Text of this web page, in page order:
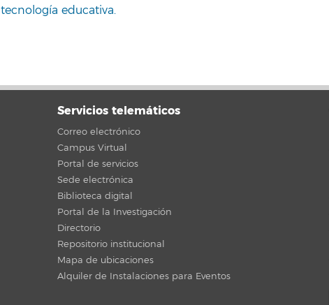
tecnología educativa.
Servicios telemáticos
Correo electrónico
Campus Virtual
Portal de servicios
Sede electrónica
Biblioteca digital
Portal de la Investigación
Directorio
Repositorio institucional
Mapa de ubicaciones
Alquiler de Instalaciones para Eventos